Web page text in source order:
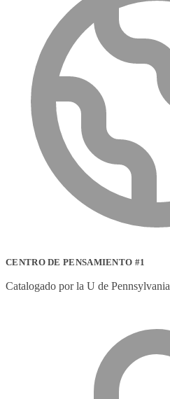
CENTRO DE PENSAMIENTO #1
Catalogado por la U de Pennsylvania